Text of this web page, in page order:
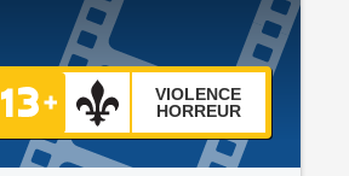
VIOLENCE
HORREUR